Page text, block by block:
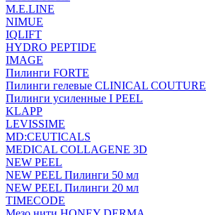
M.E.LINE
NIMUE
IQLIFT
HYDRO PEPTIDE
IMAGE
Пилинги FORTE
Пилинги гелевые CLINICAL COUTURE
Пилинги усиленные I PEEL
KLAPP
LEVISSIME
MD:CEUTICALS
MEDICAL COLLAGENE 3D
NEW PEEL
NEW PEEL Пилинги 50 мл
NEW PEEL Пилинги 20 мл
TIMECODE